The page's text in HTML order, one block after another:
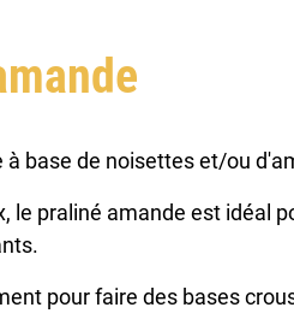
à base de noisettes et/ou
le praliné amande est idéal
pour faire des bases